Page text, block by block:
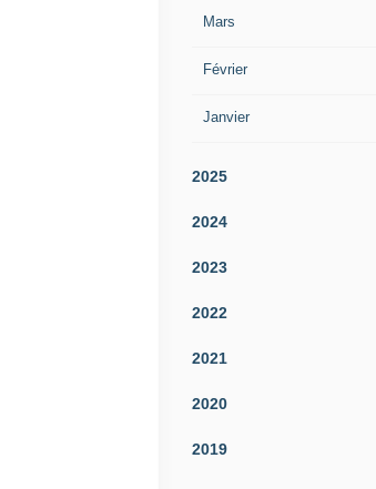
Mars
Février
Janvier
2025
2024
2023
2022
2021
2020
2019